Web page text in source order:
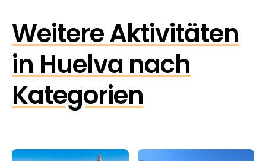
Weitere Aktivitäten
in Huelva nach
Kategorien